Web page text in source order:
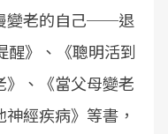
變老的自己──退
醒》、《聰明活到
、《當父母變老
經疾病》等書，